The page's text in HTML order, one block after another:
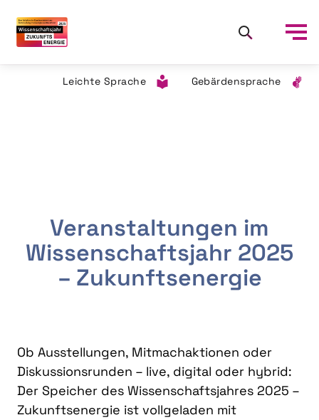
Leichte Sprache Gebärdensprache
Veranstaltungen im
Wissenschaftsjahr 2025
– Zukunftsenergie
Ob Ausstellungen, Mitmachaktionen oder
Diskussionsrunden – live, digital oder hybrid:
Der Speicher des Wissenschaftsjahres 2025 –
Zukunftsenergie ist vollgeladen mit